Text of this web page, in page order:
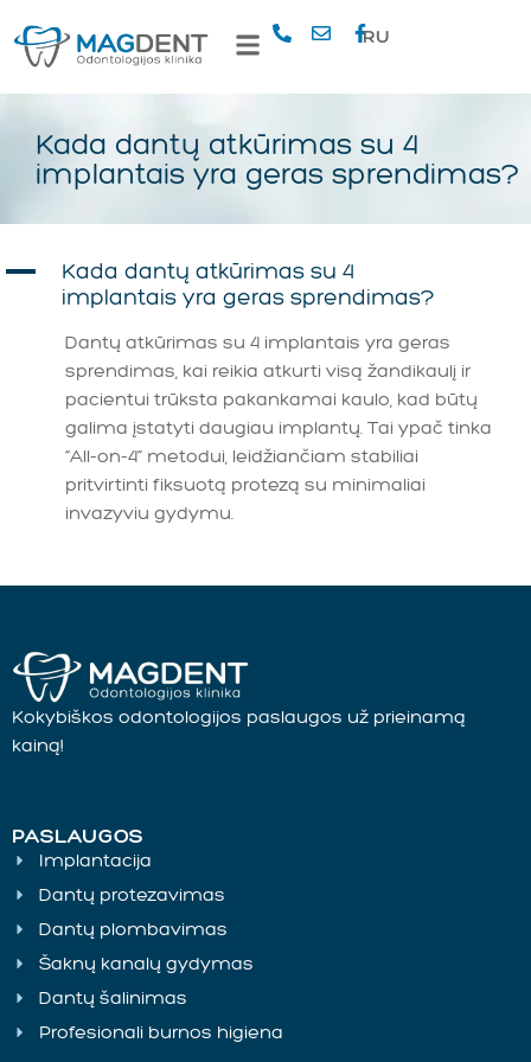
RU
Kada dantų atkūrimas su 4
implantais yra geras sprendimas?
A
Kada dantų atkūrimas su 4
implantais yra geras sprendimas?
Dantų atkūrimas su 4 implantais yra geras
sprendimas, kai reikia atkurti visą žandikaulį ir
pacientui trūksta pakankamai kaulo, kad būtų
galima įstatyti daugiau implantų. Tai ypač tinka
“All-on-4” metodui, leidžiančiam stabiliai
pritvirtinti fiksuotą protezą su minimaliai
invazyviu gydymu.
Kokybiškos odontologijos paslaugos už prieinamą
kainą!
PASLAUGOS
Implantacija
Dantų protezavimas
Dantų plombavimas
Šaknų kanalų gydymas
Dantų šalinimas
Profesionali burnos higiena